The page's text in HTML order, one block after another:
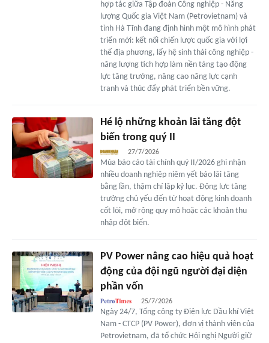
hợp tác giữa Tập đoàn Công nghiệp - Năng
lượng Quốc gia Việt Nam (Petrovietnam) và
tỉnh Hà Tĩnh đang định hình một mô hình phát
triển mới: kết nối chiến lược quốc gia với lợi
thế địa phương, lấy hệ sinh thái công nghiệp -
năng lượng tích hợp làm nền tảng tạo động
lực tăng trưởng, nâng cao năng lực cạnh
tranh và thúc đẩy phát triển bền vững.
Hé lộ những khoản lãi tăng đột
biến trong quý II
27/7/2026
Mùa báo cáo tài chính quý II/2026 ghi nhận
nhiều doanh nghiệp niêm yết báo lãi tăng
bằng lần, thậm chí lập kỷ lục. Động lực tăng
trưởng chủ yếu đến từ hoạt động kinh doanh
cốt lõi, mở rộng quy mô hoặc các khoản thu
nhập đột biến.
PV Power nâng cao hiệu quả hoạt
động của đội ngũ người đại diện
phần vốn
25/7/2026
Ngày 24/7, Tổng công ty Điện lực Dầu khí Việt
Nam - CTCP (PV Power), đơn vị thành viên của
Petrovietnam, đã tổ chức Hội nghị Người giữ